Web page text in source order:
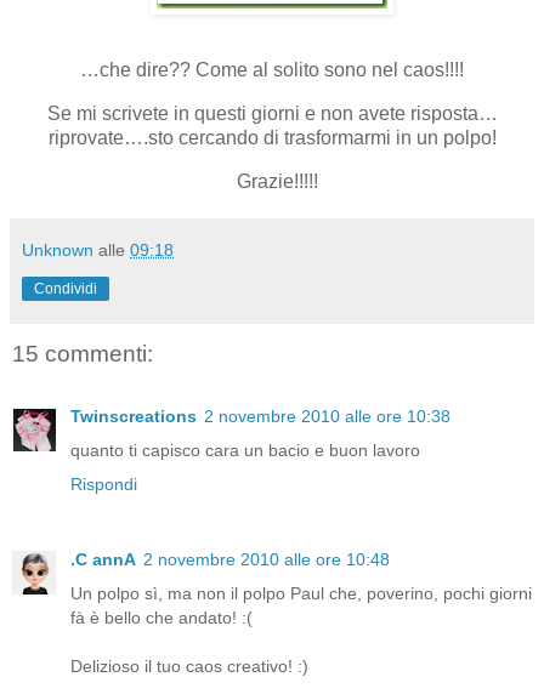
…che dire?? Come al solito sono nel caos!!!!
Se mi scrivete in questi giorni e non avete risposta…
riprovate….sto cercando di trasformarmi in un polpo!
Grazie!!!!!
Unknown alle 09:18
Condividi
15 commenti:
Twinscreations 2 novembre 2010 alle ore 10:38
quanto ti capisco cara un bacio e buon lavoro
Rispondi
.C annA 2 novembre 2010 alle ore 10:48
Un polpo sì, ma non il polpo Paul che, poverino, pochi giorni
fà è bello che andato! :(
Delizioso il tuo caos creativo! :)